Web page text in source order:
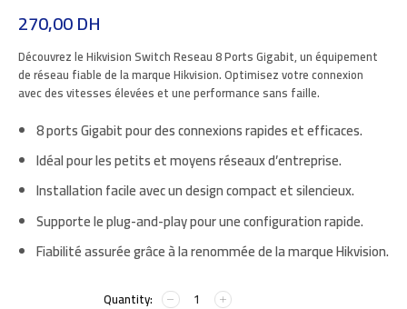
270,00DH
Découvrez leHikvision Switch Reseau 8 Ports Gigabit, un équipement
de réseau fiable de la marqueHikvision. Optimisez votre connexion
avec des vitesses élevées et une performance sans faille.
8 ports Gigabitpour des connexions rapides et efficaces.
Idéal pour les petits et moyens réseaux d’entreprise.
Installation facile avec un design compact et silencieux.
Supporte le plug-and-play pour une configuration rapide.
Fiabilité assurée grâce à la renommée de la marqueHikvision.